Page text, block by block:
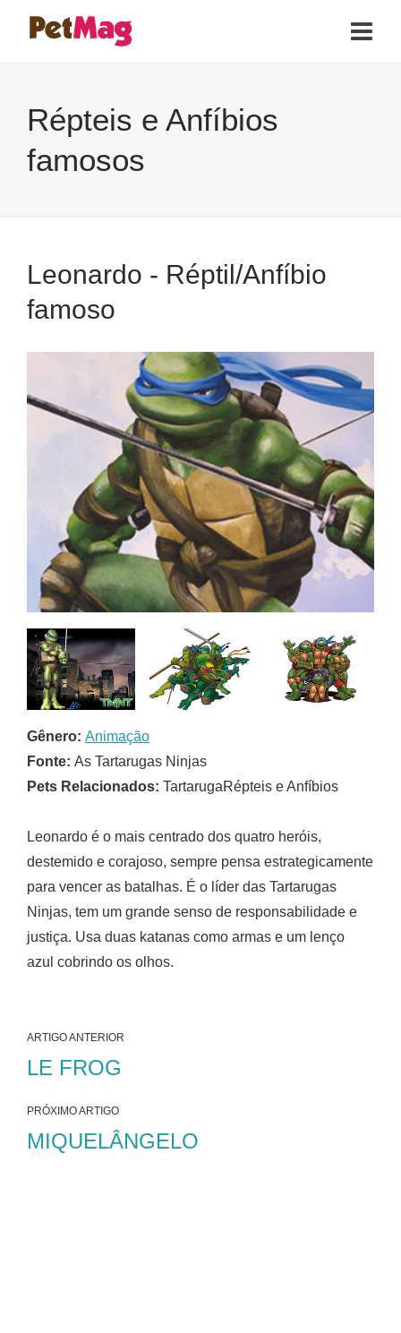
Répteis e Anfíbios
famosos
Leonardo - Réptil/Anfíbio
famoso
Gênero: Animação
Fonte: As Tartarugas Ninjas
Pets Relacionados: TartarugaRépteis e Anfíbios
Leonardo é o mais centrado dos quatro heróis,
destemido e corajoso, sempre pensa estrategicamente
para vencer as batalhas. É o líder das Tartarugas
Ninjas, tem um grande senso de responsabilidade e
justiça. Usa duas katanas como armas e um lenço
azul cobrindo os olhos.
ARTIGO ANTERIOR
LE FROG
PRÓXIMO ARTIGO
MIQUELÂNGELO